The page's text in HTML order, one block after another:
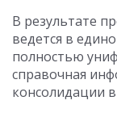
В результате
ведется в
полностью
справочная
консолидации